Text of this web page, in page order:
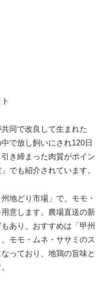
同で改良して生まれた
で放し飼いにされ120日
き締まった肉質がポイン
でも紹介されています。
地どり市場」で、モモ・
意します。農場直送の新
あり、おすすめは「甲州
モモ・ムネ・ササミのス
っており、地鶏の旨味と